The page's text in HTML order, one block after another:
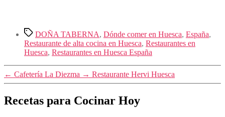
Etiquetas
DOÑA TABERNA, Dónde comer en Huesca, España,
Restaurante de alta cocina en Huesca, Restaurantes en
Huesca, Restaurantes en Huesca España
← Cafetería La Diezma → Restaurante Hervi Huesca
Recetas para Cocinar Hoy